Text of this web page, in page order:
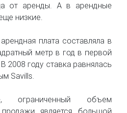
от аренды. А в арендные
низкие.
плата составляла в
метр в год в первой
2008 году ставка равнялась
Savills.
объем
является большой